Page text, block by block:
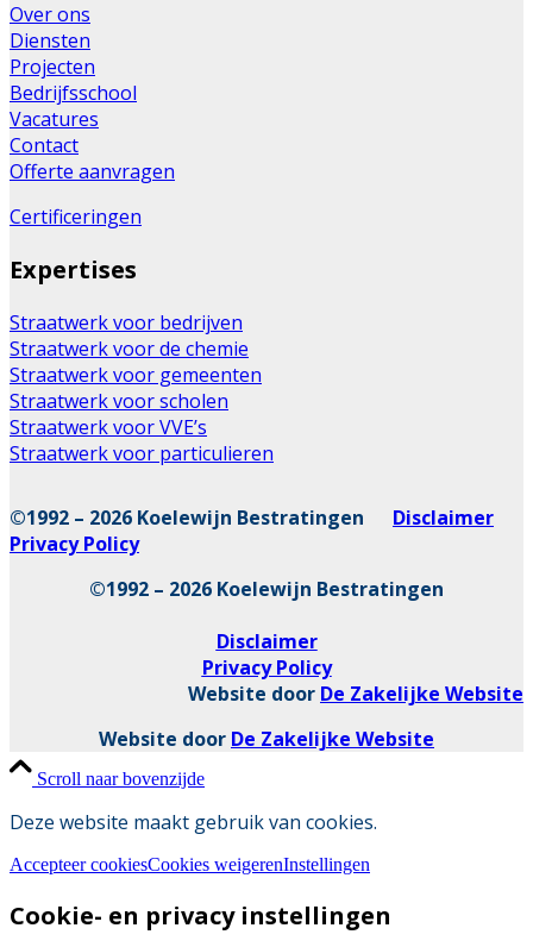
Over ons
Diensten
Projecten
Bedrijfsschool
Vacatures
Contact
Offerte aanvragen
Certificeringen
Expertises
Straatwerk voor bedrijven
Straatwerk voor de chemie
Straatwerk voor gemeenten
Straatwerk voor scholen
Straatwerk voor VVE’s
Straatwerk voor particulieren
©1992 – 2026 Koelewijn Bestratingen Disclaimer
Privacy Policy
©1992 – 2026 Koelewijn Bestratingen
Disclaimer
Privacy Policy
Website door De Zakelijke Website
Website door De Zakelijke Website
Scroll naar bovenzijde
Deze website maakt gebruik van cookies.
Accepteer cookiesCookies weigerenInstellingen
Cookie- en privacy instellingen